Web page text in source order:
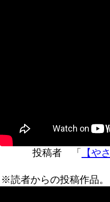
投稿者 「 【や
※読者からの投稿作品